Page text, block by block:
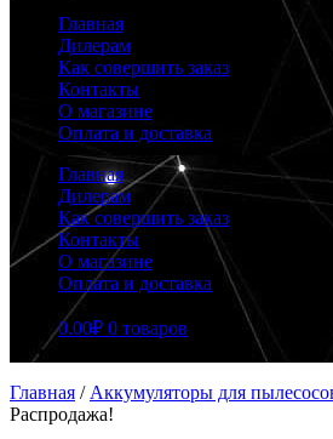
Главная
Дилерам
Как совершить заказ
Контакты
О магазине
Оплата и доставка
Главная
Дилерам
Как совершить заказ
Контакты
О магазине
Оплата и доставка
0.00₽ 0 товаров
Главная / Аккумуляторы для
Распродажа!